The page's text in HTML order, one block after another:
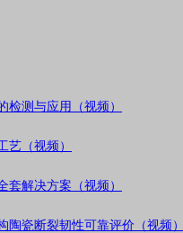
检测与应用（视频）
艺（视频）
套解决方案（视频）
陶瓷断裂韧性可靠评价（视频